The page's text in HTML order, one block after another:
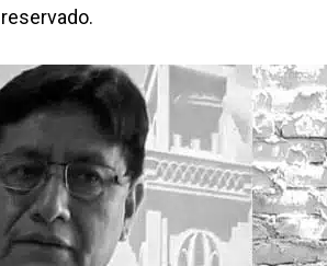
reservado.